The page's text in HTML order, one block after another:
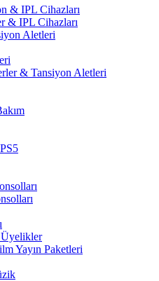
& IPL Cihazları
& IPL Cihazları
Aletleri
& Tansiyon Aletleri
Yayın Paketleri